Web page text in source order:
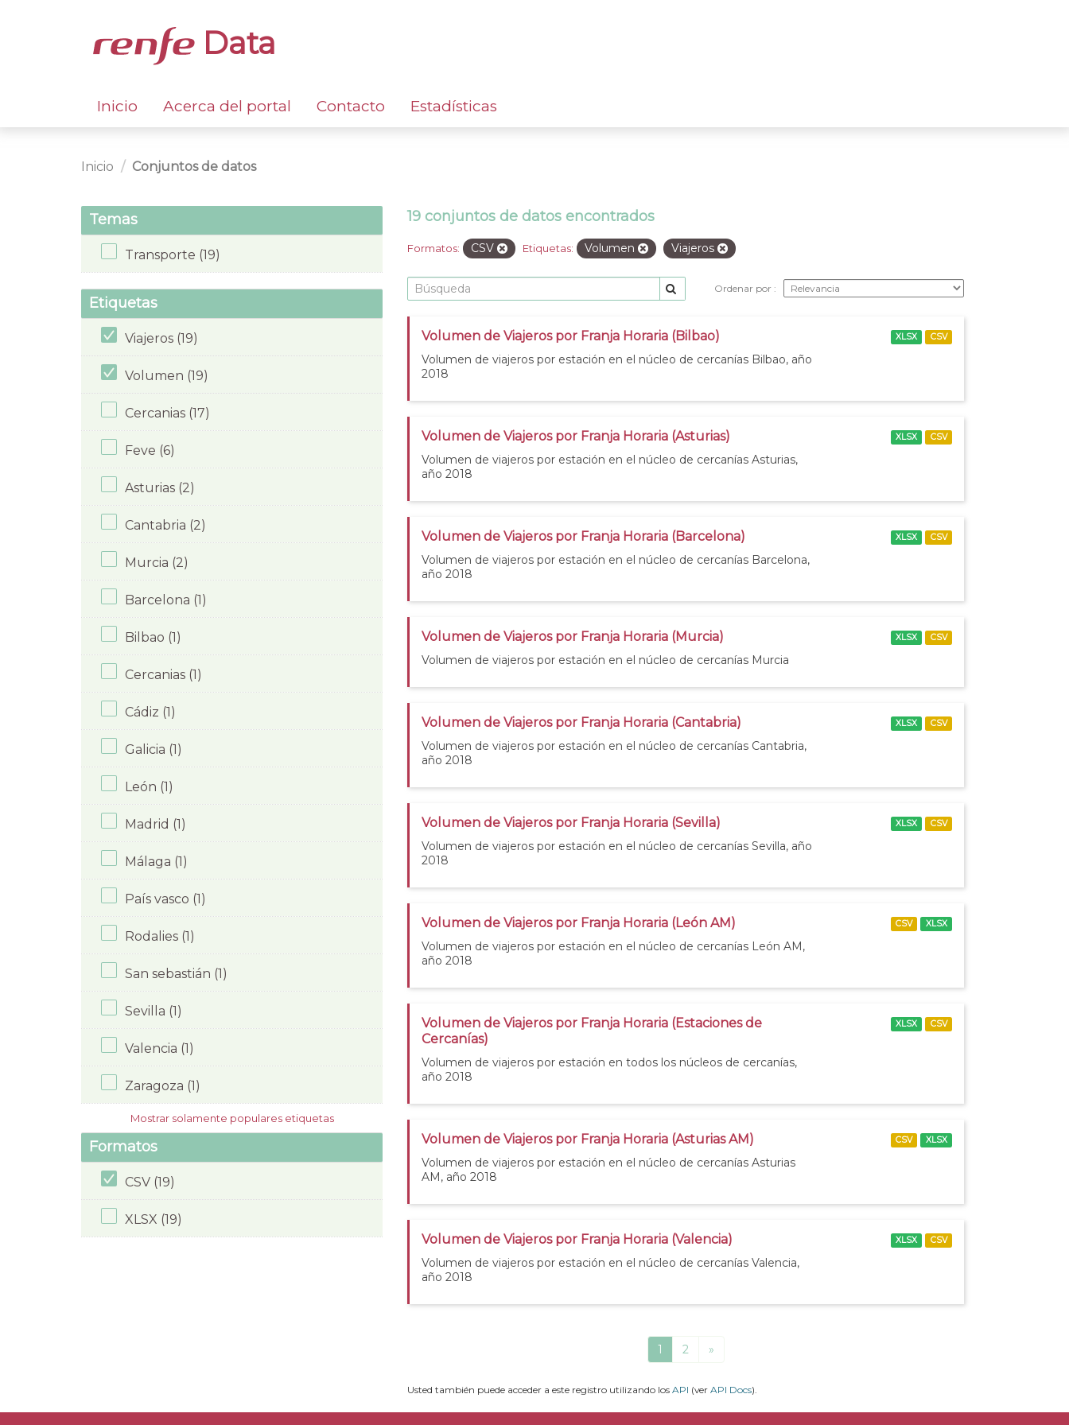
Data
Inicio Acerca del portal Contacto Estadísticas
Inicio Conjuntos de datos
Temas
Transporte (19)
Etiquetas
Viajeros (19)
Volumen (19)
Cercanias (17)
Feve (6)
Asturias (2)
Cantabria (2)
Murcia (2)
Barcelona (1)
Bilbao (1)
Cercanias (1)
Cádiz (1)
Galicia (1)
León (1)
Madrid (1)
Málaga (1)
País vasco (1)
Rodalies (1)
San sebastián (1)
Sevilla (1)
Valencia (1)
Zaragoza (1)
Mostrar solamente populares etiquetas
Formatos
CSV (19)
XLSX (19)
19 conjuntos de datos encontrados
Formatos: CSV Etiquetas: Volumen Viajeros
Ordenar por
Volumen de Viajeros por Franja Horaria (Bilbao)
Volumen de viajeros por estación en el núcleo de cercanías Bilbao, año
2018
XLSX CSV
Volumen de Viajeros por Franja Horaria (Asturias)
Volumen de viajeros por estación en el núcleo de cercanías Asturias,
año 2018
XLSX CSV
Volumen de Viajeros por Franja Horaria (Barcelona)
Volumen de viajeros por estación en el núcleo de cercanías Barcelona,
año 2018
XLSX CSV
Volumen de Viajeros por Franja Horaria (Murcia)
Volumen de viajeros por estación en el núcleo de cercanías Murcia
XLSX CSV
Volumen de Viajeros por Franja Horaria (Cantabria)
Volumen de viajeros por estación en el núcleo de cercanías Cantabria,
año 2018
XLSX CSV
Volumen de Viajeros por Franja Horaria (Sevilla)
Volumen de viajeros por estación en el núcleo de cercanías Sevilla, año
2018
XLSX CSV
Volumen de Viajeros por Franja Horaria (León AM)
Volumen de viajeros por estación en el núcleo de cercanías León AM,
año 2018
CSV XLSX
Volumen de Viajeros por Franja Horaria (Estaciones de
Cercanías)
Volumen de viajeros por estación en todos los núcleos de cercanías,
año 2018
XLSX CSV
Volumen de Viajeros por Franja Horaria (Asturias AM)
Volumen de viajeros por estación en el núcleo de cercanías Asturias
AM, año 2018
CSV XLSX
Volumen de Viajeros por Franja Horaria (Valencia)
Volumen de viajeros por estación en el núcleo de cercanías Valencia,
año 2018
XLSX CSV
1 2 »
Usted también puede acceder a este registro utilizando los API (ver API Docs).